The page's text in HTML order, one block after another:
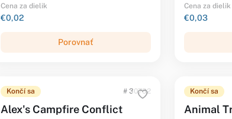
Cena za dielik
€0,02
Porovnať
Cena za dielik
€0,03
Končí sa # 30732
Alex's Campfire Conflict
Končí sa
Animal